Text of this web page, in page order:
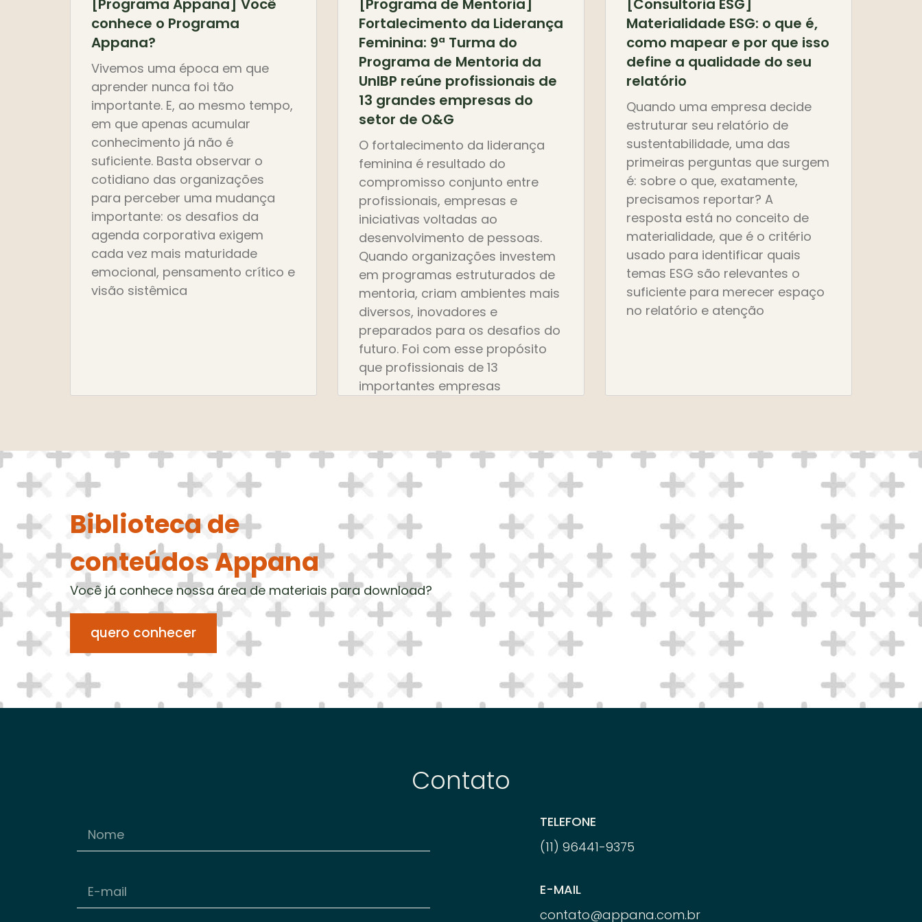
[Programa Appana] Você
conhece o Programa
Appana?
Vivemos uma época em que
aprender nunca foi tão
importante. E, ao mesmo tempo,
em que apenas acumular
conhecimento já não é
suficiente. Basta observar o
cotidiano das organizações
para perceber uma mudança
importante: os desafios da
agenda corporativa exigem
cada vez mais maturidade
emocional, pensamento crítico e
visão sistêmica
[Programa de Mentoria]
Fortalecimento da Liderança
Feminina: 9ª Turma do
Programa de Mentoria da
UnIBP reúne profissionais de
13 grandes empresas do
setor de O&G
O fortalecimento da liderança
feminina é resultado do
compromisso conjunto entre
profissionais, empresas e
iniciativas voltadas ao
desenvolvimento de pessoas.
Quando organizações investem
em programas estruturados de
mentoria, criam ambientes mais
diversos, inovadores e
preparados para os desafios do
futuro. Foi com esse propósito
que profissionais de 13
importantes empresas
[Consultoria ESG]
Materialidade ESG: o que é,
como mapear e por que isso
define a qualidade do seu
relatório
Quando uma empresa decide
estruturar seu relatório de
sustentabilidade, uma das
primeiras perguntas que surgem
é: sobre o que, exatamente,
precisamos reportar? A
resposta está no conceito de
materialidade, que é o critério
usado para identificar quais
temas ESG são relevantes o
suficiente para merecer espaço
no relatório e atenção
Biblioteca de
conteúdos Appana
Você já conhece nossa área de materiais para download?
quero conhecer
Contato
TELEFONE
(11) 96441-9375
E-MAIL
contato@appana.com.br